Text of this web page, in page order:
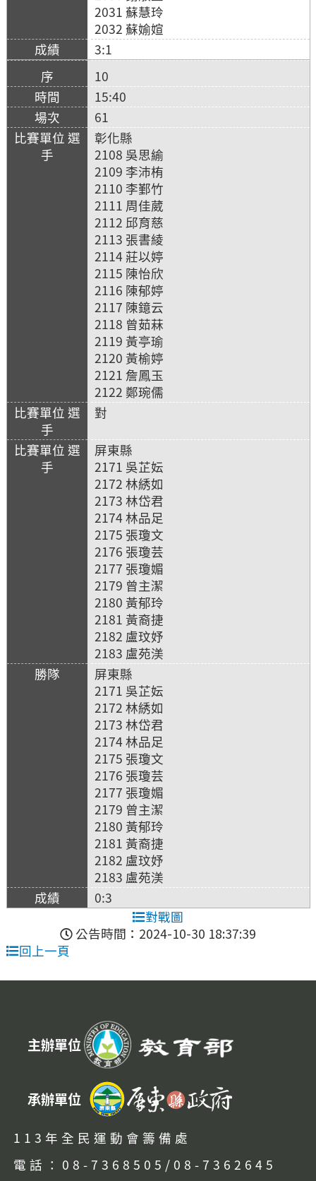
2031 蘇慧玲
2032 蘇媮媗
3:1
10
15:40
61
彰化縣
2108 吳思緰
2109 李沛栯
2110 李鄞竹
2111 周佳葳
2112 邱育慈
2113 張書綾
2114 莊以婷
2115 陳怡欣
2116 陳郁婷
2117 陳鐿云
2118 曾茹菻
2119 黃亭瑜
2120 黃榆婷
2121 詹鳳玉
2122 鄭琬儒
對
屏東縣
2171 吳芷妘
2172 林綉如
2173 林岱君
2174 林品足
2175 張瓊文
2176 張瓊芸
2177 張瓊媚
2179 曾主潔
2180 黃郁玲
2181 黃裔捷
2182 盧玟妤
2183 盧苑渼
屏東縣
2171 吳芷妘
2172 林綉如
2173 林岱君
2174 林品足
2175 張瓊文
2176 張瓊芸
2177 張瓊媚
2179 曾主潔
2180 黃郁玲
2181 黃裔捷
2182 盧玟妤
2183 盧苑渼
0:3
對戰圖
公告時間：2024-10-30 18:37:39
回上一頁
主辦單位
承辦單位
113年全民運動會籌備處
電話：08-7368505/08-7362645